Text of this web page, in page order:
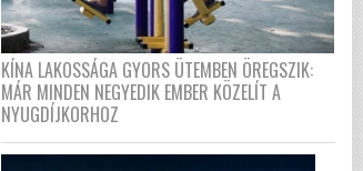
KÍNA LAKOSSÁGA GYORS ÜTEMBEN ÖREGSZIK:
MÁR MINDEN NEGYEDIK EMBER KÖZELÍT A
NYUGDÍJKORHOZ